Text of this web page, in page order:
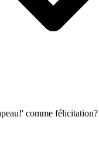
comme félicitation?